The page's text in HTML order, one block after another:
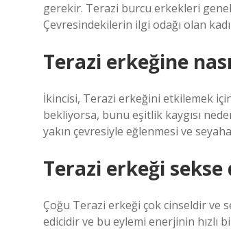
gerekir. Terazi burcu erkekleri
Çevresindekilerin ilgi odağı olan
Terazi erkeğine
İkincisi, Terazi erkeğini etkilemek
bekliyorsa, bunu eşitlik kaygısı
yakın çevresiyle eğlenmesi ve
Terazi erkeği
Çoğu Terazi erkeği çok cinseldir ve
edicidir ve bu eylemi enerjinin hızlı